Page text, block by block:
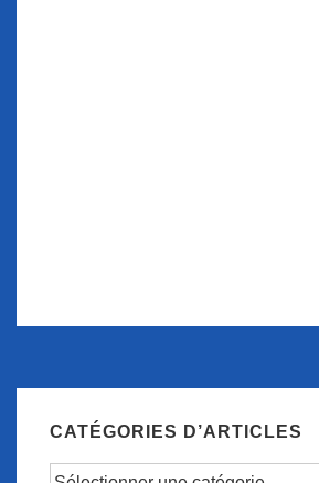
CATÉGORIES D’ARTICLES
Catégories